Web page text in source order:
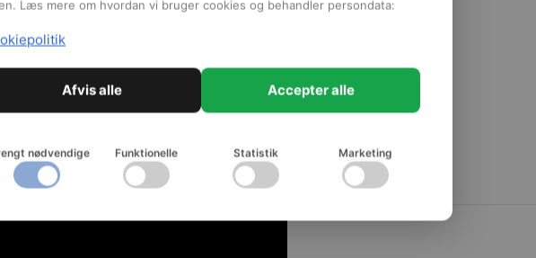
Læs mere om hvordan vi bruger cookies og behandler persondata:
Afvis alle Accepter alle
nødvendige Funktionelle Statistik Marketing